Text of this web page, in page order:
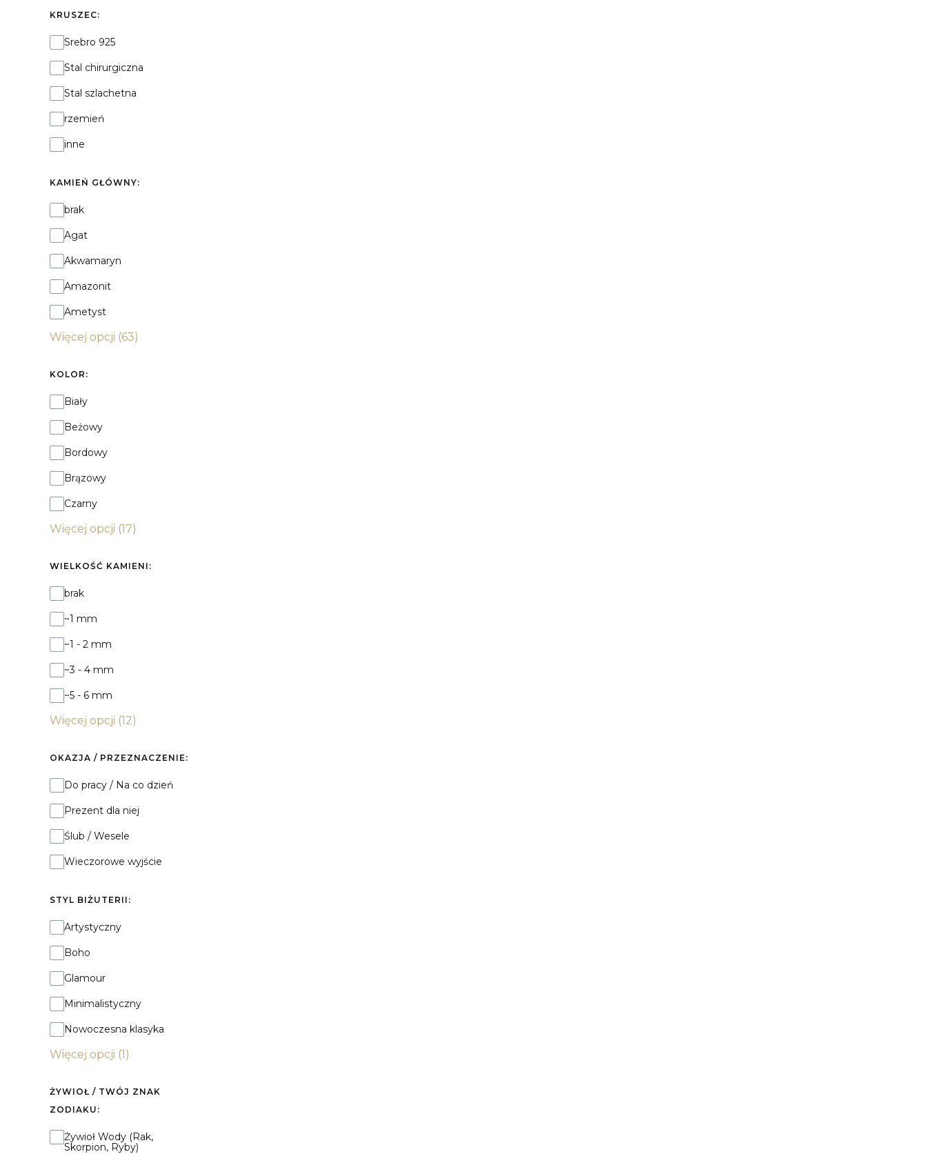
KRUSZEC:
Kruszec:
Srebro 925
Stal chirurgiczna
Stal szlachetna
rzemień
inne
KAMIEŃ GŁÓWNY:
Kamień główny:
brak
Agat
Akwamaryn
Amazonit
Ametyst
Więcej opcji (63)
KOLOR:
Kolor:
Biały
Beżowy
Bordowy
Brązowy
Czarny
Więcej opcji (17)
WIELKOŚĆ KAMIENI:
Wielkość kamieni:
brak
~1 mm
~1 - 2 mm
~3 - 4 mm
~5 - 6 mm
Więcej opcji (12)
OKAZJA / PRZEZNACZENIE:
Okazja / Przeznaczenie:
Do pracy / Na co dzień
Prezent dla niej
Ślub / Wesele
Wieczorowe wyjście
STYL BIŻUTERII:
Styl biżuterii:
Artystyczny
Boho
Glamour
Minimalistyczny
Nowoczesna klasyka
Więcej opcji (1)
ŻYWIOŁ / TWÓJ ZNAK
ZODIAKU:
Żywioł / Twój Znak Zodiaku:
Żywioł Wody (Rak,
Skorpion, Ryby)